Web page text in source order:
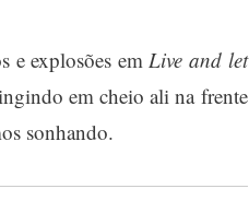
e explosões em Live and let
em cheio ali na frente
sonhando.